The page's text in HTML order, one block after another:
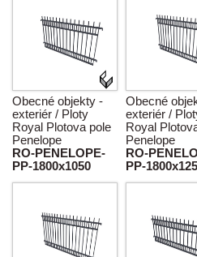
Obecné objekty -
exteriér / Ploty
Royal Plotova pole
Penelope
RO-PENELOPE-
PP-1800x1050
Obecné
exteriér /
Royal
Penelope
RO-
PP-